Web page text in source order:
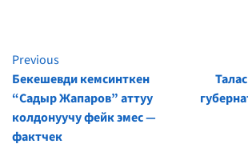
Continue
Reading
Previous
Бекешевди кемсинткен
“Садыр Жапаров” аттуу
колдонуучу фейк эмес —
фактчек